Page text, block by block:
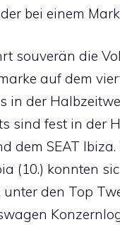
bei einem
souverän die
auf dem
in der
sind fest in der
dem SEAT
(10.) konnten
unter den Top